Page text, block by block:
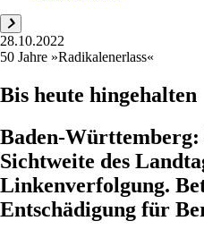
28.10.2022
50 Jahre »Radikalenerlass«
Bis heute hingehalten
Baden-
Sichtweite des
Linkenverfolgung.
Entschädigung für